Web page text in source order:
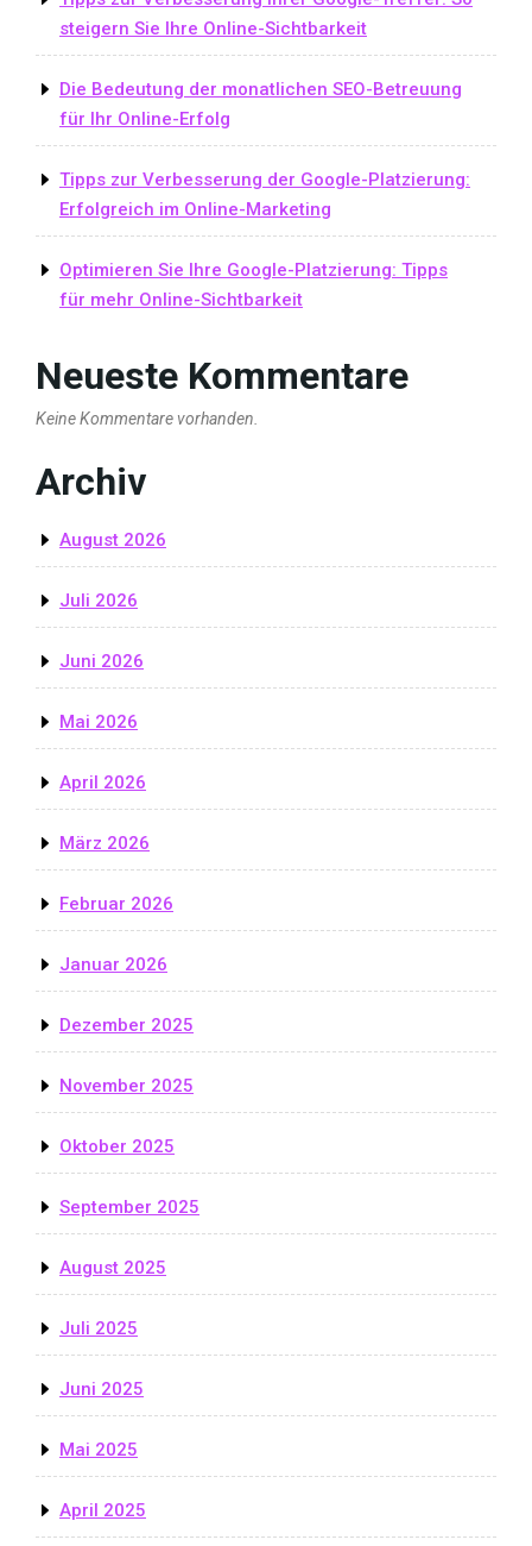
steigern Sie Ihre Online-Sichtbarkeit
Die Bedeutung der monatlichen SEO-Betreuung
für Ihr Online-Erfolg
Tipps zur Verbesserung der Google-Platzierung:
Erfolgreich im Online-Marketing
Optimieren Sie Ihre Google-Platzierung: Tipps
für mehr Online-Sichtbarkeit
Neueste Kommentare
Keine Kommentare vorhanden.
Archiv
August 2026
Juli 2026
Juni 2026
Mai 2026
April 2026
März 2026
Februar 2026
Januar 2026
Dezember 2025
November 2025
Oktober 2025
September 2025
August 2025
Juli 2025
Juni 2025
Mai 2025
April 2025